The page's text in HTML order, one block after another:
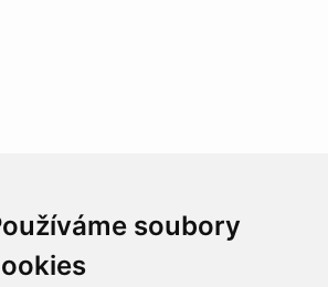
soubory